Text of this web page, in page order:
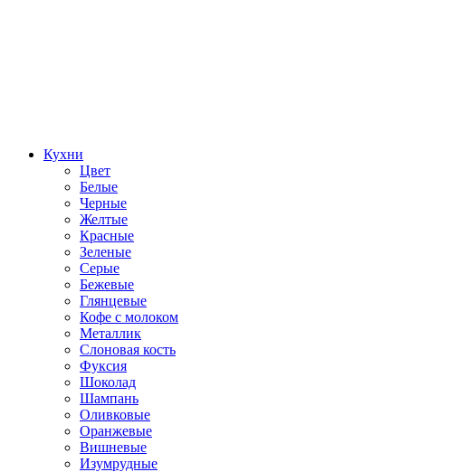
Кухни
Цвет
Белые
Черные
Желтые
Красные
Зеленые
Серые
Бежевые
Глянцевые
Кофе с молоком
Металлик
Слоновая кость
Фуксия
Шоколад
Шампань
Оливковые
Оранжевые
Вишневые
Изумрудные